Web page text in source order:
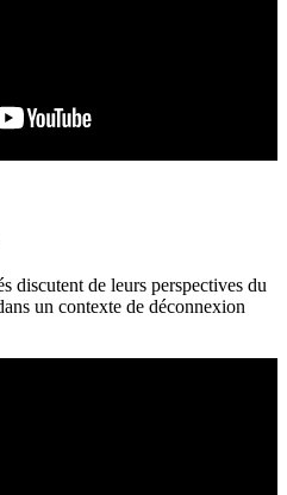
discutent de leurs perspectives du
un contexte de déconnexion